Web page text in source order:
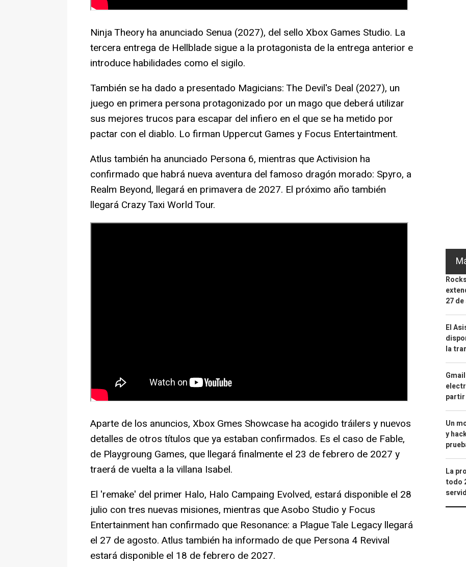
Ninja Theory ha anunciado Senua (2027), del sello Xbox Games Studio. La
tercera entrega de Hellblade sigue a la protagonista de la entrega anterior e
introduce habilidades como el sigilo.
También se ha dado a presentado Magicians: The Devil's Deal (2027), un
juego en primera persona protagonizado por un mago que deberá utilizar
sus mejores trucos para escapar del infiero en el que se ha metido por
pactar con el diablo. Lo firman Uppercut Games y Focus Entertaintment.
Atlus también ha anunciado Persona 6, mientras que Activision ha
confirmado que habrá nueva aventura del famoso dragón morado: Spyro, a
Realm Beyond, llegará en primavera de 2027. El próximo año también
llegará Crazy Taxi World Tour.
Aparte de los anuncios, Xbox Gmes Showcase ha acogido tráilers y nuevos
detalles de otros títulos que ya estaban confirmados. Es el caso de Fable,
de Playgroung Games, que llegará finalmente el 23 de febrero de 2027 y
traerá de vuelta a la villana Isabel.
El 'remake' del primer Halo, Halo Campaing Evolved, estará disponible el 28
julio con tres nuevas misiones, mientras que Asobo Studio y Focus
Entertainment han confirmado que Resonance: a Plague Tale Legacy llegará
el 27 de agosto. Atlus también ha informado de que Persona 4 Revival
estará disponible el 18 de febrero de 2027.
27
El
la
partir
Un
y
La
todo